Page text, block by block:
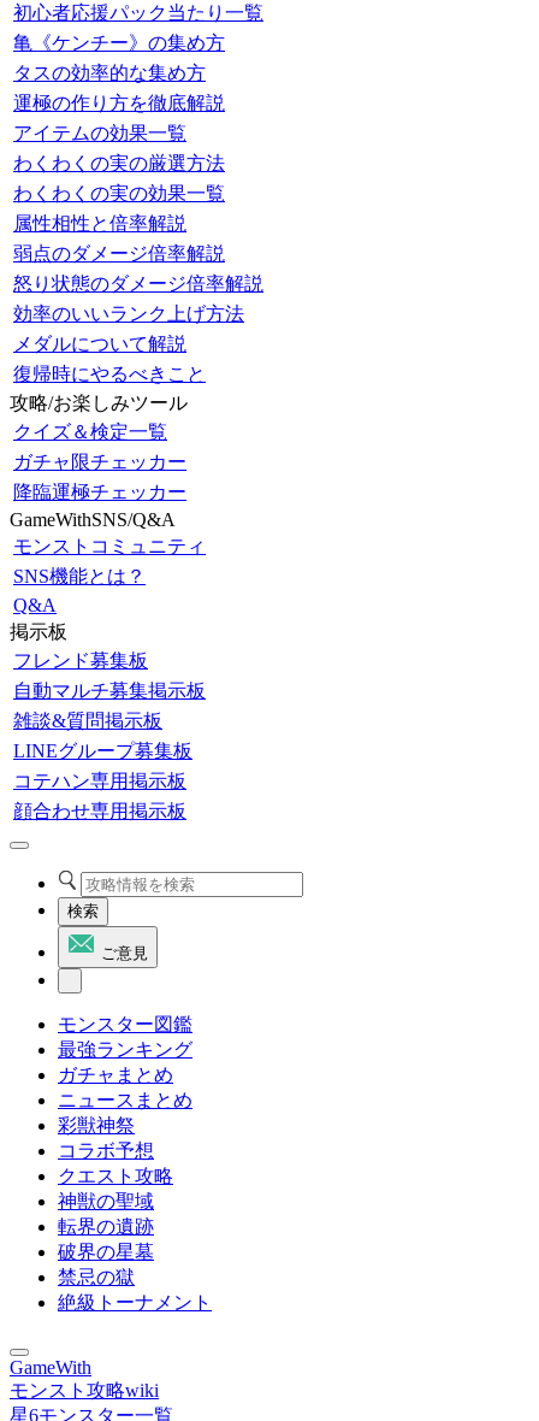
初心者応援パック当たり一覧
亀《ケンチー》の集め方
タスの効率的な集め方
運極の作り方を徹底解説
アイテムの効果一覧
わくわくの実の厳選方法
わくわくの実の効果一覧
属性相性と倍率解説
弱点のダメージ倍率解説
怒り状態のダメージ倍率解説
効率のいいランク上げ方法
メダルについて解説
復帰時にやるべきこと
攻略/お楽しみツール
クイズ＆検定一覧
ガチャ限チェッカー
降臨運極チェッカー
GameWithSNS/Q&A
モンストコミュニティ
SNS機能とは？
Q&A
掲示板
フレンド募集板
自動マルチ募集掲示板
雑談&質問掲示板
LINEグループ募集板
コテハン専用掲示板
顔合わせ専用掲示板
検索
ご意見
モンスター図鑑
最強ランキング
ガチャまとめ
ニュースまとめ
彩獣神祭
コラボ予想
クエスト攻略
神獣の聖域
転界の遺跡
破界の星墓
禁忌の獄
絶級トーナメント
GameWith
モンスト攻略wiki
星6モンスター一覧